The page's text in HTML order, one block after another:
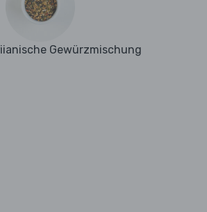
Gewürzmischung